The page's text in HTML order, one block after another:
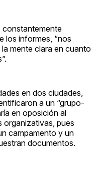
constantemente
los informes, “nos
mente clara en cuanto
en dos ciudades,
a un “grupo-
en oposición al
organizativas, pues
campamento y un
documentos.